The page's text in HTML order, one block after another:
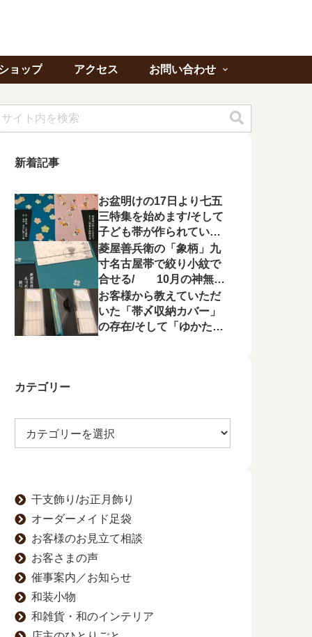
ョップ アクセス お問い合わせ
新着記事
お盆明けの17日より七五
三特集を始めます/そして
子ども帯が作られてい状
況に不満を漏らす
菱屋善兵衛の「象柄」九
寸名古屋帯で絞り小紋で
合せる/ 10月の神無月
の会にて菱屋善兵衛の帯
を特集！
お客様から教えていただ
いた「帯〆収納カバー」
の存在/そして「ゆかたの
カテゴリー
干支飾り/お正月飾り
オーダーメイド足袋
お客様のお見立て相談
お客さまの声
催事案内／お知らせ
和装小物
和雑貨・和のインテリア